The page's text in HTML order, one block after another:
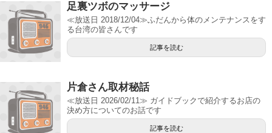
足裏ツボのマッサージ
≪放送日 2018/12/04≫ふだんから体のメンテナンスをす
る台湾の皆さんです
記事を読む
片倉さん取材秘話
≪放送日 2026/02/11≫ ガイドブックで紹介するお店の
決め方についてのお話です
記事を読む